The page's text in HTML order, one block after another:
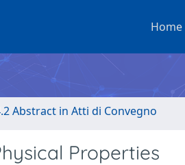
Home
Abstract in Atti di Convegno
Properties